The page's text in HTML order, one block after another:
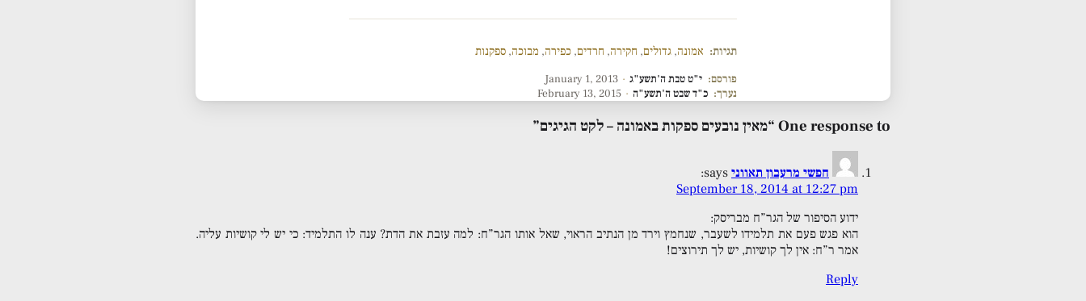
תגיות: אמונה, גדולים, חקירה, חרדים, כפירה, מבוכה, ספקנות
פורסם: י"ט טבת ה'תשע"ג ·
January 1, 2013
נערך: כ"ד שבט ה'תשע"ה ·
February 13, 2015
One response to “מאין נובעים ספקות באמונה – לקט הגיגים”
חפשי מרעבון תאווני says:
September 18, 2014 at 12:27 pm
ידוע הסיפור של הגר”ח מבריסק:
הוא פגש פעם את תלמידו לשעבר, שנחמץ וירד מן הנתיב הראוי, שאל אותו הגר”ח: למה עזבת את הדת? ענה לו התלמיד: כי יש לי קושיות עליה.
אמר ר”ח: אין לך קושיות, יש לך תירוצים!
Reply